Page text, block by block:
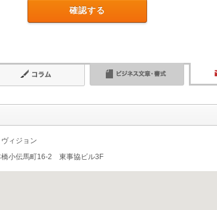
ィジョン
橋小伝馬町16-2 東事協ビル3F